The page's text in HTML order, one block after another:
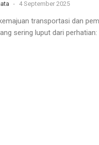
- 4 September 2025
transportasi dan
sering luput dari